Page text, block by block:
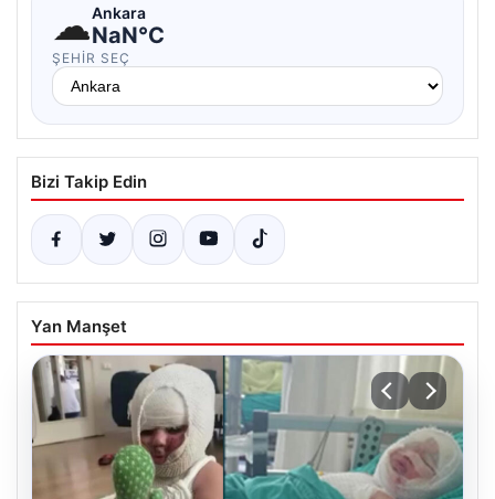
☁Ankara
NaN°C
ŞEHIR SEÇ
Bizi Takip Edin
Yan Manşet